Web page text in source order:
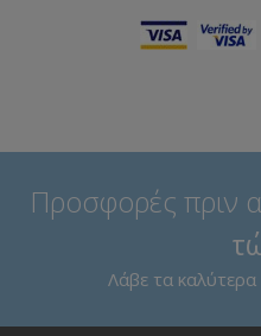
Προσφορές πριν
Λάβε τα